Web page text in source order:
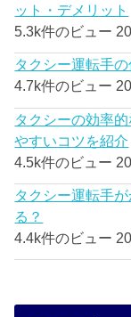
ット・デメリット
5.3k件のビュー
タクシー運転手
4.7k件のビュー
タクシーの効率
やすいコツを紹介
4.5k件のビュー
タクシー運転手
る？
4.4k件のビュー